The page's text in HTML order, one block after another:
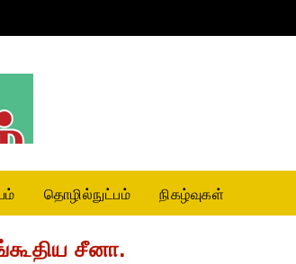
தொழில்நுட்பம் நிகழ்வுகள்
சீனா.